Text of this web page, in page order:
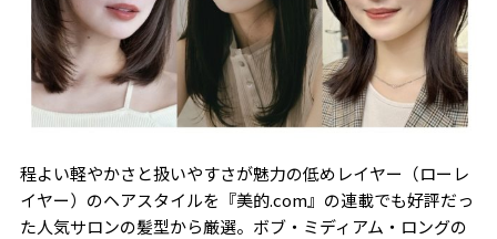
程よい軽やかさと扱いやすさが魅力の低めレイヤー（ローレ
イヤー）のヘアスタイルを『美的.com』の連載でも好評だっ
た人気サロンの髪型から厳選。ボブ・ミディアム・ロングの